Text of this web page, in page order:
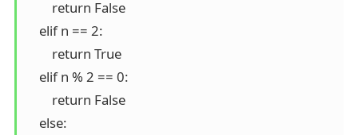
        return False
    elif n == 2:
        return True
    elif n % 2 == 0:
        return False
    else: